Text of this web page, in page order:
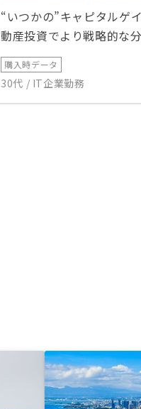
“いつかの”キャピタルゲ
動産投資でより戦略的な
購入時データ
30代 / IT企業勤務